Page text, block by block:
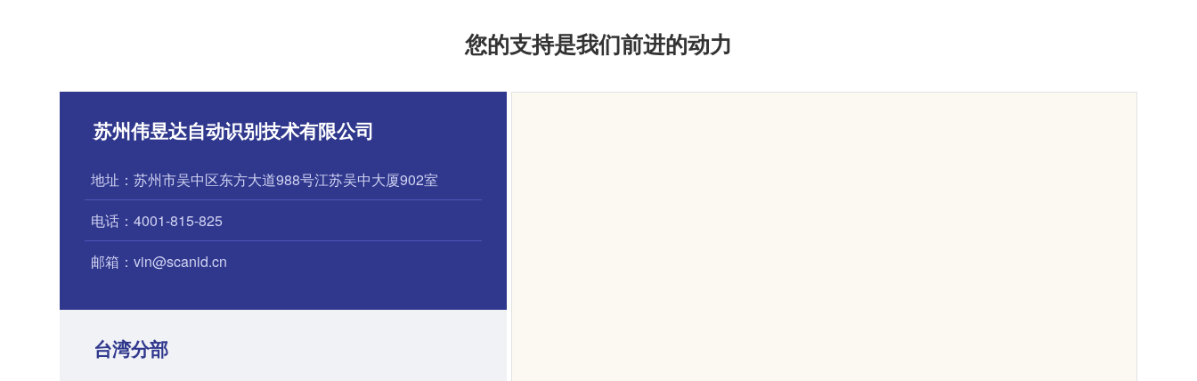
您的支持是我们前进的动力
苏州伟昱达自动识别技术有限公司
地址：苏州市吴中区东方大道988号江苏吴中大厦902室
电话：4001-815-825
邮箱：vin@scanid.cn
台湾分部